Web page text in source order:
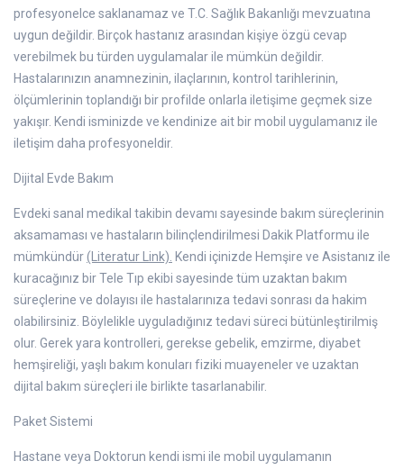
profesyonelce saklanamaz ve T.C. Sağlık Bakanlığı mevzuatına
uygun değildir. Birçok hastanız arasından kişiye özgü cevap
verebilmek bu türden uygulamalar ile mümkün değildir.
Hastalarınızın anamnezinin, ilaçlarının, kontrol tarihlerinin,
ölçümlerinin toplandığı bir profilde onlarla iletişime geçmek size
yakışır. Kendi isminizde ve kendinize ait bir mobil uygulamanız ile
iletişim daha profesyoneldir.
Dijital Evde Bakım
Evdeki sanal medikal takibin devamı sayesinde bakım süreçlerinin
aksamaması ve hastaların bilinçlendirilmesi Dakik Platformu ile
mümkündür(Literatur Link). Kendi içinizde Hemşire ve Asistanız ile
kuracağınız bir Tele Tıp ekibi sayesinde tüm uzaktan bakım
süreçlerine ve dolayısı ile hastalarınıza tedavi sonrası da hakim
olabilirsiniz. Böylelikle uyguladığınız tedavi süreci bütünleştirilmiş
olur. Gerek yara kontrolleri, gerekse gebelik, emzirme, diyabet
hemşireliği, yaşlı bakım konuları fiziki muayeneler ve uzaktan
dijital bakım süreçleri ile birlikte tasarlanabilir.
Paket Sistemi
Hastane veya Doktorun kendi ismi ile mobil uygulamanın